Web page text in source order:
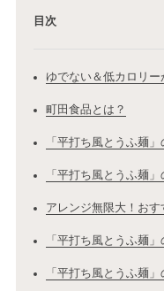
目次
ゆでない＆低カロリー
町田食品とは？
「平打ち風とうふ麺
「平打ち風とうふ麺」
アレンジ無限大！お
「平打ち風とうふ麺
「平打ち風とうふ麺